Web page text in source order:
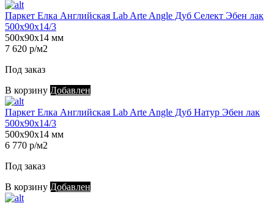
Паркет Елка Английская Lab Arte Angle Дуб Селект Эбен лак
500х90х14/3
500х90х14 мм
7 620 р/м2
Под заказ
В корзину Добавлен
Паркет Елка Английская Lab Arte Angle Дуб Натур Эбен лак
500х90х14/3
500х90х14 мм
6 770 р/м2
Под заказ
В корзину Добавлен